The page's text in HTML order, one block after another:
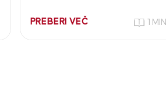
PREBERI VEČ 1 MIN